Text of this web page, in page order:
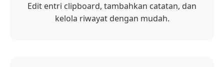
Edit entri clipboard, tambahkan catatan, dan
kelola riwayat dengan mudah.